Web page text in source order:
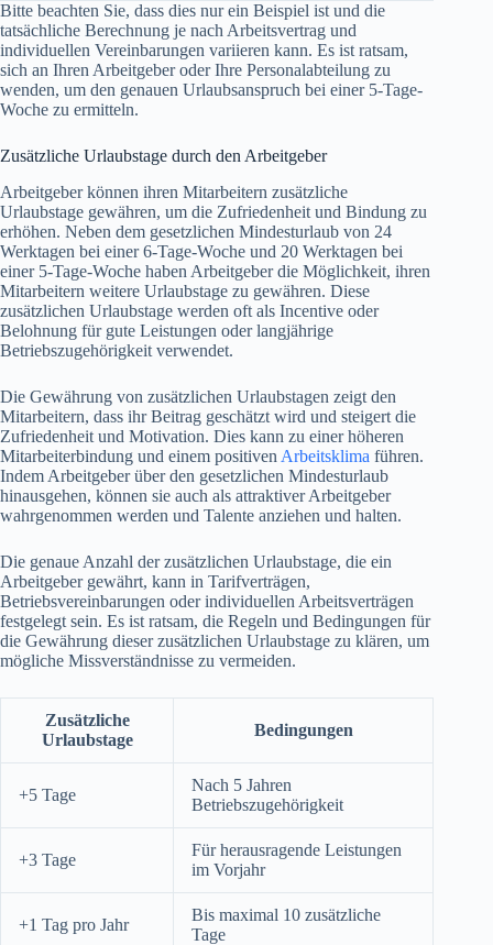
Bitte beachten Sie, dass dies nur ein Beispiel ist und die
tatsächliche Berechnung je nach Arbeitsvertrag und
individuellen Vereinbarungen variieren kann. Es ist ratsam,
sich an Ihren Arbeitgeber oder Ihre Personalabteilung zu
wenden, um den genauen Urlaubsanspruch bei einer 5-Tage-
Woche zu ermitteln.
Zusätzliche Urlaubstage durch den Arbeitgeber
Arbeitgeber können ihren Mitarbeitern zusätzliche
Urlaubstage gewähren, um die Zufriedenheit und Bindung zu
erhöhen. Neben dem gesetzlichen Mindesturlaub von 24
Werktagen bei einer 6-Tage-Woche und 20 Werktagen bei
einer 5-Tage-Woche haben Arbeitgeber die Möglichkeit, ihren
Mitarbeitern weitere Urlaubstage zu gewähren. Diese
zusätzlichen Urlaubstage werden oft als Incentive oder
Belohnung für gute Leistungen oder langjährige
Betriebszugehörigkeit verwendet.
Die Gewährung von zusätzlichen Urlaubstagen zeigt den
Mitarbeitern, dass ihr Beitrag geschätzt wird und steigert die
Zufriedenheit und Motivation. Dies kann zu einer höheren
Mitarbeiterbindung und einem positiven Arbeitsklima führen.
Indem Arbeitgeber über den gesetzlichen Mindesturlaub
hinausgehen, können sie auch als attraktiver Arbeitgeber
wahrgenommen werden und Talente anziehen und halten.
Die genaue Anzahl der zusätzlichen Urlaubstage, die ein
Arbeitgeber gewährt, kann in Tarifverträgen,
Betriebsvereinbarungen oder individuellen Arbeitsverträgen
festgelegt sein. Es ist ratsam, die Regeln und Bedingungen für
die Gewährung dieser zusätzlichen Urlaubstage zu klären, um
mögliche Missverständnisse zu vermeiden.
Zusätzliche
Urlaubstage
Bedingungen
+5 Tage
Nach 5 Jahren
Betriebszugehörigkeit
+3 Tage
Für herausragende Leistungen
im Vorjahr
+1 Tag pro Jahr
Bis maximal 10 zusätzliche
Tage